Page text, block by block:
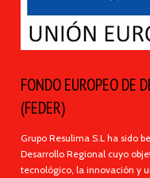
FONDO EUROPEO DE
(FEDER)
Grupo Resulima S.L ha sido
Desarrollo Regional cuyo
tecnológico, la innovación y